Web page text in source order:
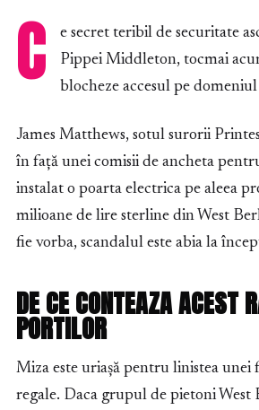
C
e secret teribil de securitate
Pippei Middleton, tocmai
blocheze accesul pe
James Matthews, sotul surorii
în față unei comisii de ancheta
instalat o poarta electrica pe aleea
milioane de lire sterline din West
fie vorba, scandalul este abia la
DE CE CONTEAZA ACEST
PORTILOR
Miza este uriașă pentru linistea
regale. Daca grupul de pietoni West